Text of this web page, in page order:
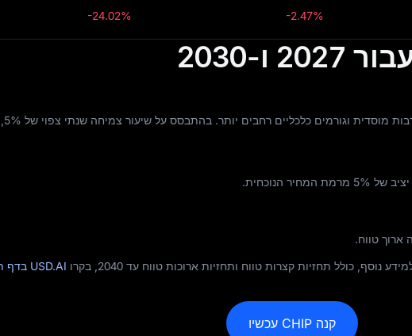
-2.47%
-24.02%
כולל תחזיות קצרות טווח ותחזיות ארוכות טווח עד 2040, בקרו
USD.AI בדף תחזיות המחיר של שלנו
קנה CHIP עכשיו